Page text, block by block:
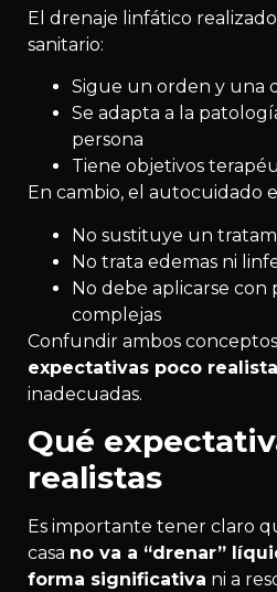
El drenaje linfático
sanitario:
Sigue un orden y una
Se adapta a la
persona
Tiene objetivos
En cambio, el autocuidado
No sustituye un
No trata edemas ni
No debe aplicarse con
complejas
Confundir ambos
expectativas poco
inadecuadas.
Qué
realistas
Es importante tener claro
casa no va a “drenar”
forma significativa ni a